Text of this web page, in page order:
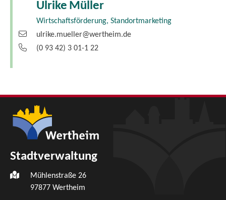
Ulrike Müller
Wirtschaftsförderung, Standortmarketing
ulrike.mueller@wertheim.de
(0 93 42) 3 01-1 22
Stadtverwaltung
Mühlenstraße 26
97877 Wertheim